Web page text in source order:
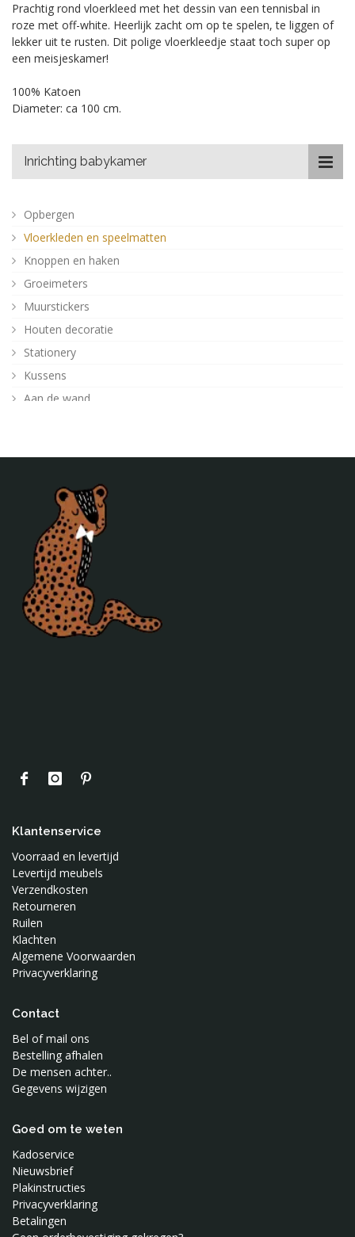
Prachtig rond vloerkleed met het dessin van een tennisbal in
roze met off-white. Heerlijk zacht om op te spelen, te liggen of
lekker uit te rusten. Dit polige vloerkleedje staat toch super op
een meisjeskamer!
100% Katoen
Diameter: ca 100 cm.
Inrichting babykamer
Opbergen
Vloerkleden en speelmatten
Knoppen en haken
Groeimeters
Muurstickers
Houten decoratie
Stationery
Kussens
Aan de wand
Decoratie
Behang
Klantenservice
Voorraad en levertijd
Levertijd meubels
Verzendkosten
Retourneren
Ruilen
Klachten
Algemene Voorwaarden
Privacyverklaring
Contact
Bel of mail ons
Bestelling afhalen
De mensen achter..
Gegevens wijzigen
Goed om te weten
Kadoservice
Nieuwsbrief
Plakinstructies
Privacyverklaring
Betalingen